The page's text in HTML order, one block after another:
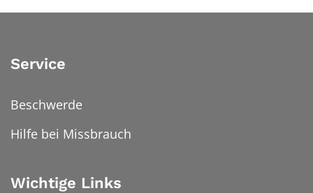
Service
Beschwerde
Hilfe bei Missbrauch
Wichtige Links